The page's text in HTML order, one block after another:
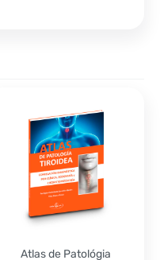
Atlas de Patológia